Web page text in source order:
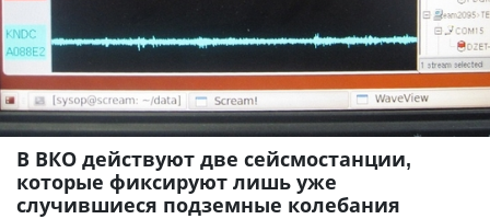
В ВКО действуют две сейсмостанции,
которые фиксируют лишь уже
случившиеся подземные колебания